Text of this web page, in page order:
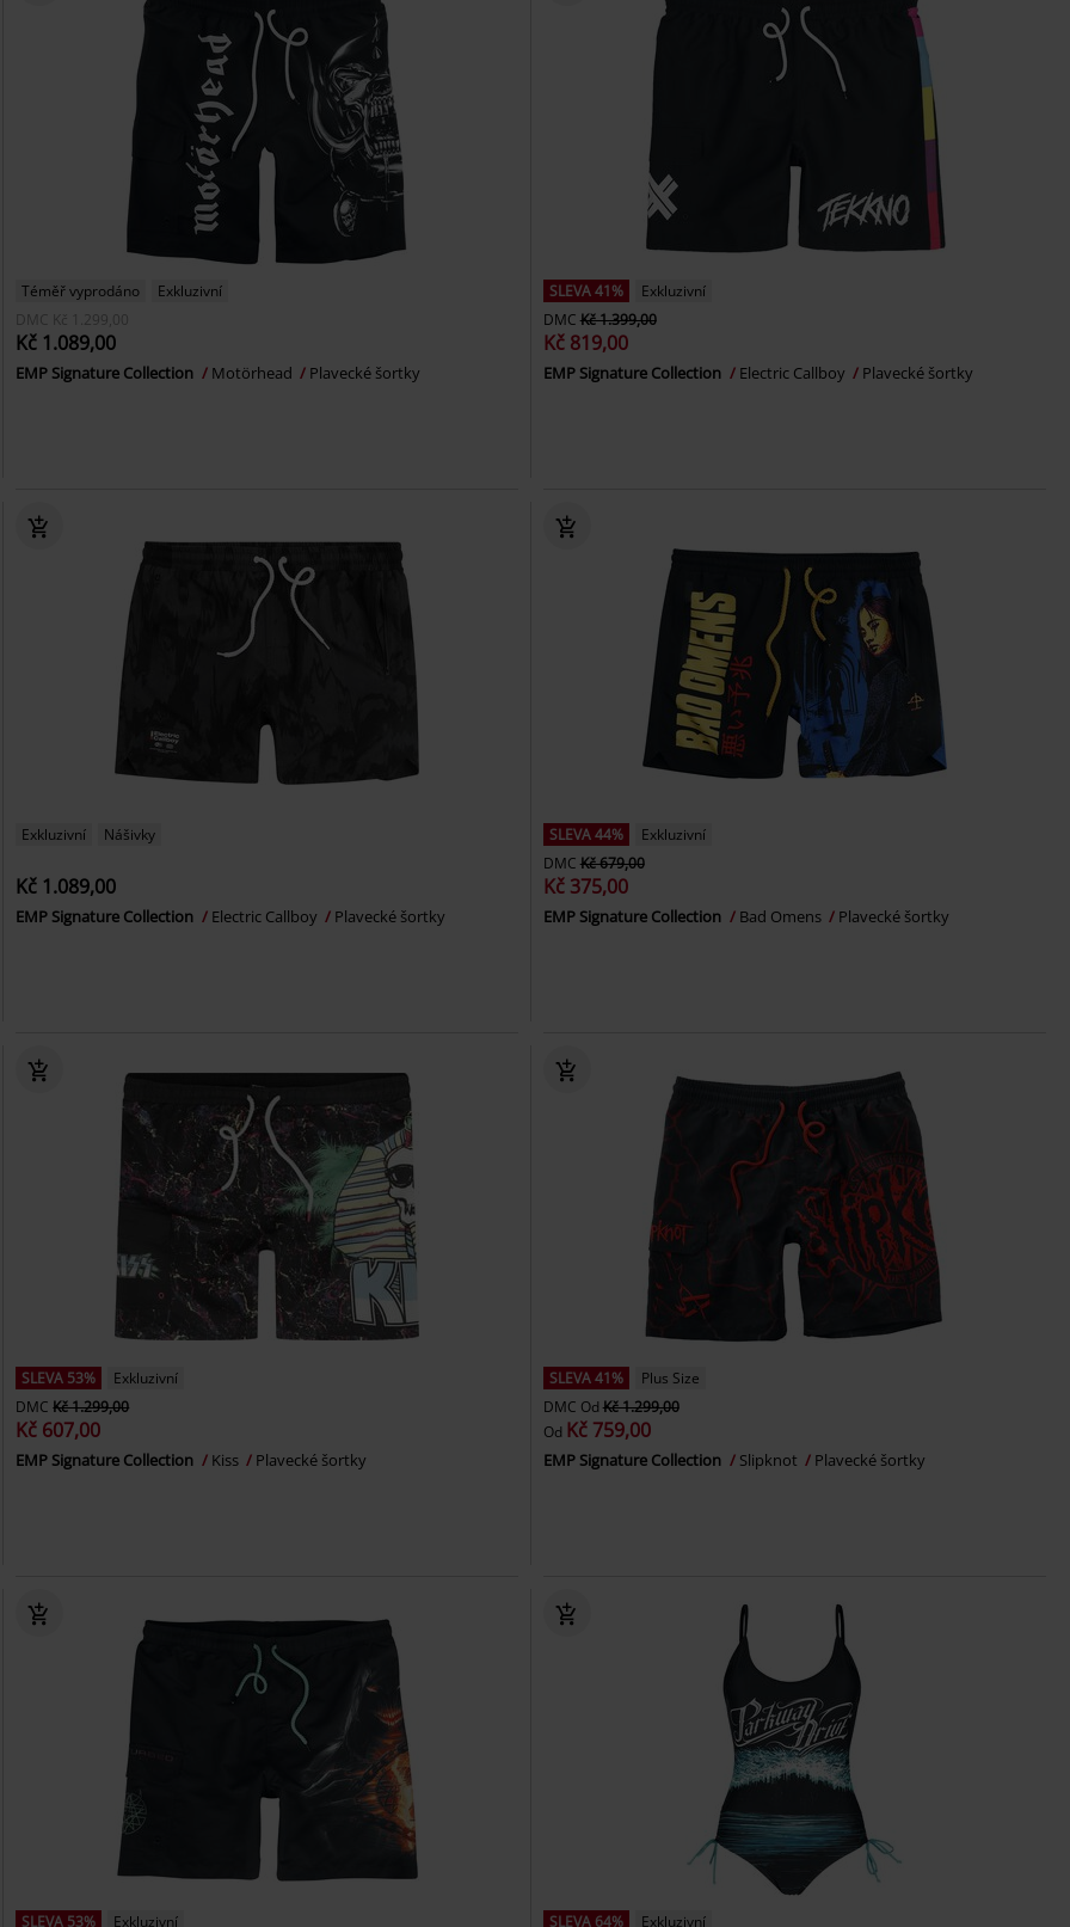
Téměř vyprodáno
Exkluzivní
DMC
Kč 1.299,00
Kč 1.089,00
EMP Signature Collection Motörhead Plavecké šortky
SLEVA 41%
Exkluzivní
DMC Kč 1.399,00
Kč 819,00
EMP Signature Collection Electric Callboy Plavecké šortky
Exkluzivní Nášivky
Kč 1.089,00
EMP Signature Collection Electric Callboy Plavecké šortky
SLEVA 44%
Exkluzivní
DMC Kč 679,00
Kč 375,00
EMP Signature Collection Bad Omens Plavecké šortky
SLEVA 53%
Exkluzivní
DMC Kč 1.299,00
Kč 607,00
EMP Signature Collection Kiss Plavecké šortky
SLEVA 41%
Plus Size
DMC Od Kč 1.299,00
Od Kč 759,00
EMP Signature Collection Slipknot Plavecké šortky
SLEVA 53%
Exkluzivní
SLEVA 64%
Exkluzivní